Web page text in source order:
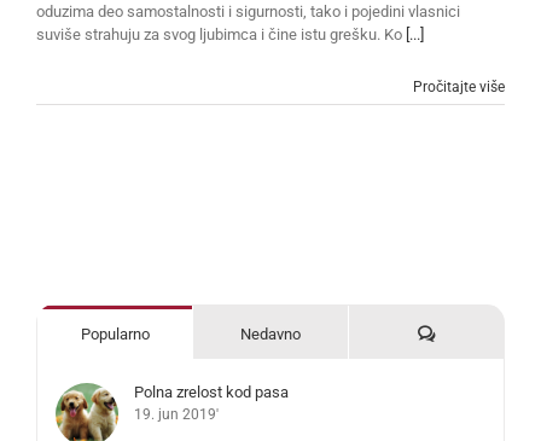
oduzima deo samostalnosti i sigurnosti, tako i pojedini vlasnici
suviše strahuju za svog ljubimca i čine istu grešku. Ko [...]
Pročitajte više
Popularno Nedavno Komentari
Polna zrelost kod pasa
19. jun 2019'